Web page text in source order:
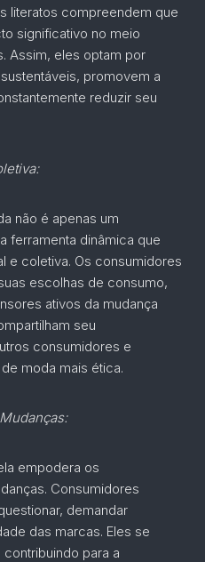
literatos compreendem que
significativo no meio
Assim, eles optam por
promovem a
reduzir seu
não é apenas um
ferramenta dinâmica que
e coletiva. Os consumidores
escolhas de consumo,
ativos da mudança
seu
consumidores e
moda mais ética.
empodera os
Consumidores
demandar
das marcas. Eles se
para a